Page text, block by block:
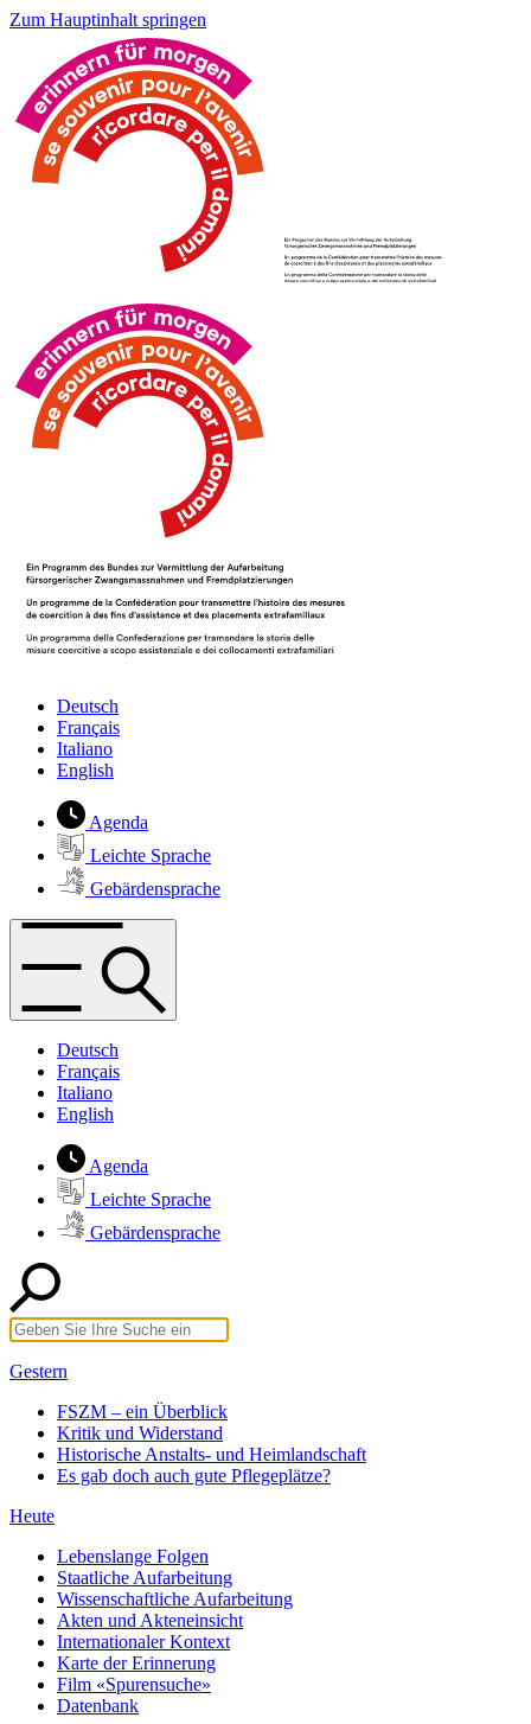
Zum Hauptinhalt springen
Deutsch
Français
Italiano
English
Agenda
Leichte Sprache
Gebärdensprache
Deutsch
Français
Italiano
English
Agenda
Leichte Sprache
Gebärdensprache
Gestern
FSZM – ein Überblick
Kritik und Widerstand
Historische Anstalts- und Heimlandschaft
Es gab doch auch gute Pflegeplätze?
Heute
Lebenslange Folgen
Staatliche Aufarbeitung
Wissenschaftliche Aufarbeitung
Akten und Akteneinsicht
Internationaler Kontext
Karte der Erinnerung
Film «Spurensuche»
Datenbank